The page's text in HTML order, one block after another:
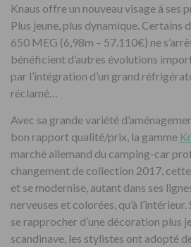
Knaus offre un nouveau visage à ses
Plus jeune, plus dynamique. Certains
650 MEG (6,98m – 57.110€) ne
bénéficient d’autres évolutions
par l’intégration d’un grand
réclamé…
Avec sa grande variété
bon rapport qualité/prix, la gamme
marché allemand du camping-car
changement de collection 2017,
et se modernise, autant dans ses
nerveuses et colorées, qu’à
se rapprocher d’une décoration plus
scandinave, les stylistes ont adopté